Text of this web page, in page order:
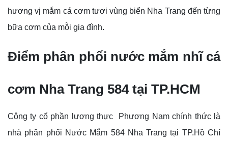
hương vị mắm cá cơm tươi vùng biển Nha Trang đến từng
bữa cơm của mỗi gia đình.
Điểm phân phối nước mắm nhĩ cá
cơm Nha Trang 584 tại TP.HCM
Công ty cổ phần lương thực Phương Nam chính thức là
nhà phân phối Nước Mắm 584 Nha Trang tại TP.Hồ Chí